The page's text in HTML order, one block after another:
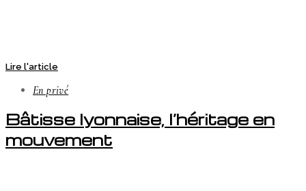
Lire l'article
En privé
Bâtisse lyonnaise, l’héritage en
mouvement